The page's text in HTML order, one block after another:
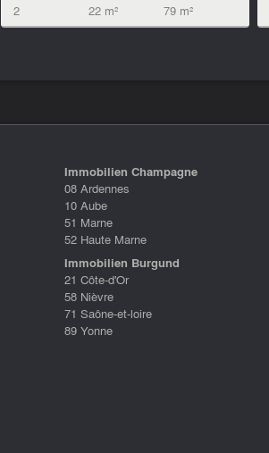
2 22 m² 79 m²
Immobilien Champagne
08 Ardennes
10 Aube
51 Marne
52 Haute Marne
Immobilien Burgund
21 Côte-d'Or
58 Nièvre
71 Saône-et-loire
89 Yonne